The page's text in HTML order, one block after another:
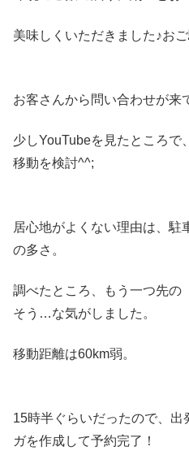
美味しくいただきました♪お
お客さんから問い合わせが来
少しYouTubeを見たところで
移動を検討^^;
居心地がよくない理由は、駐
の多さ。
調べたところ、もう一つ先の
そう…な気がしました。
移動距離は60km弱。
15時半ぐらいだったので、
ガを作成して予約完了！